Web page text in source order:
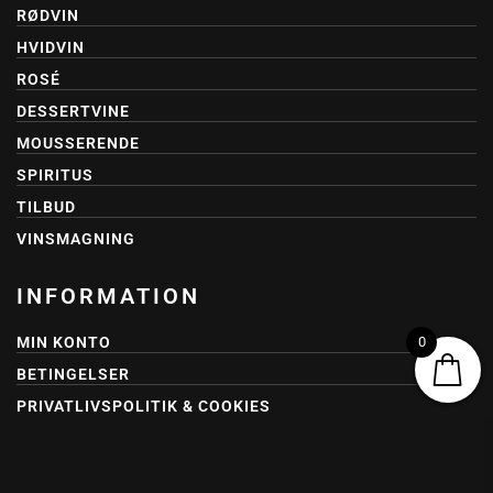
RØDVIN
HVIDVIN
ROSÉ
DESSERTVINE
MOUSSERENDE
SPIRITUS
TILBUD
VINSMAGNING
INFORMATION
MIN KONTO
BETINGELSER
PRIVATLIVSPOLITIK & COOKIES
0